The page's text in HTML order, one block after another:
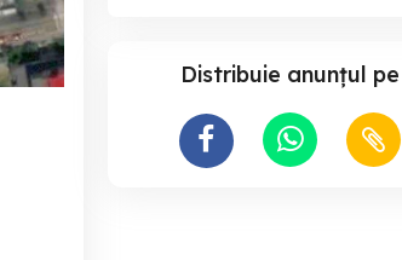
Distribuie anunțul pe